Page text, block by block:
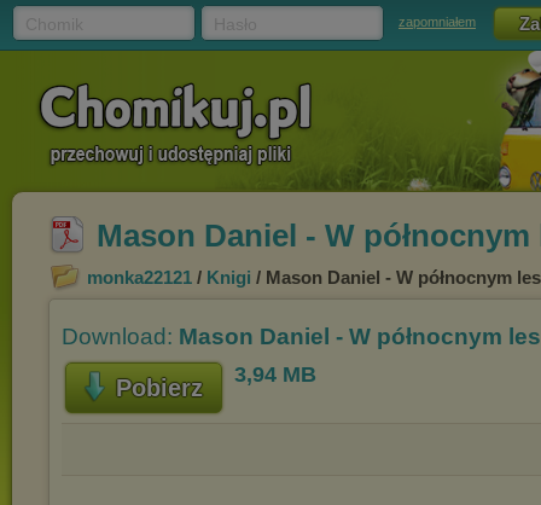
zapomniałem
Mason Daniel - W
monka22121 / Knigi / Mason Daniel - W północnym
Download: Mason Daniel - W północnym
Pobierz 3,94 MB